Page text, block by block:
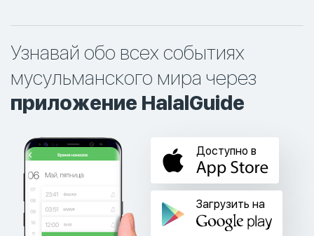
Узнавай обо всех событиях
мусульманского мира через
приложение HalalGuide
Доступно в
Загрузить на